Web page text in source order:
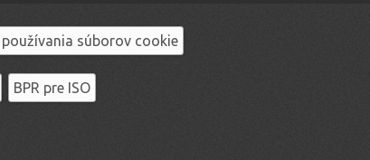
súborov cookie
BPR pre ISO